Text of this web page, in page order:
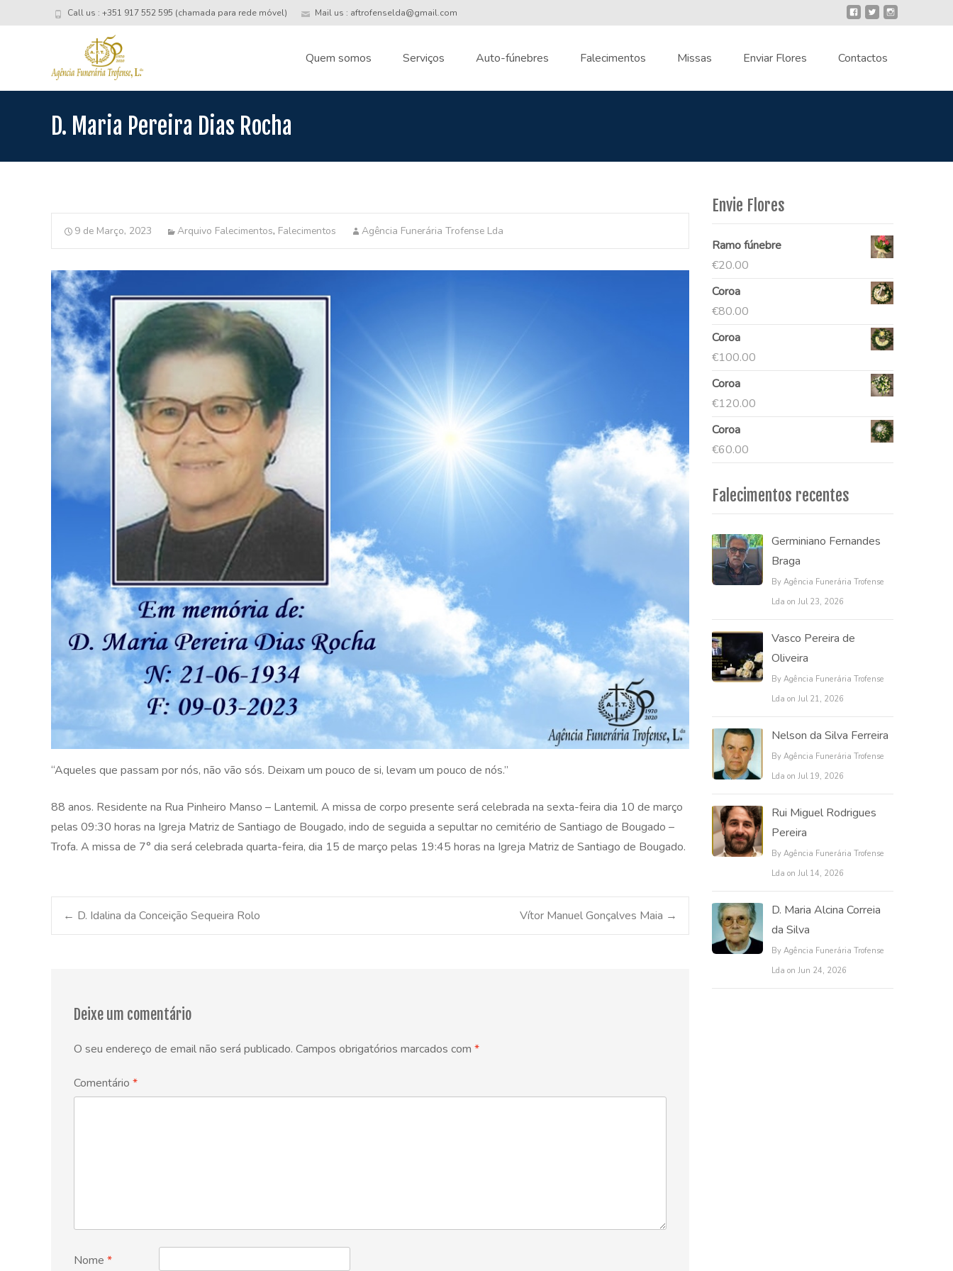
Call us : +351 917 552 595 (chamada para rede móvel) Mail us : aftrofenselda@gmail.com
Quem somos Serviços Auto-fúnebres Falecimentos Missas Enviar Flores Contactos
D. Maria Pereira Dias Rocha
9 de Março, 2023 Arquivo Falecimentos, Falecimentos Agência Funerária Trofense Lda
“Aqueles que passam por nós, não vão sós. Deixam um pouco de si, levam um pouco de nós.”
88 anos. Residente na Rua Pinheiro Manso – Lantemil. A missa de corpo presente será celebrada na sexta-feira dia 10 de março
pelas 09:30 horas na Igreja Matriz de Santiago de Bougado, indo de seguida a sepultar no cemitério de Santiago de Bougado –
Trofa. A missa de 7° dia será celebrada quarta-feira, dia 15 de março pelas 19:45 horas na Igreja Matriz de Santiago de Bougado.
Post
← D. Idalina da Conceição Sequeira Rolo Vítor Manuel Gonçalves Maia →
Deixe um comentário
O seu endereço de email não será publicado. Campos obrigatórios marcados com *
Comentário *
Nome *
Envie Flores
Ramo fúnebre
€20.00
Coroa
€80.00
Coroa
€100.00
Coroa
€120.00
Coroa
€60.00
Falecimentos recentes
Germiniano Fernandes
Braga
By Agência Funerária Trofense
Lda on Jul 23, 2026
Vasco Pereira de
Oliveira
By Agência Funerária Trofense
Lda on Jul 21, 2026
Nelson da Silva Ferreira
By Agência Funerária Trofense
Lda on Jul 19, 2026
Rui Miguel Rodrigues
Pereira
By Agência Funerária Trofense
Lda on Jul 14, 2026
D. Maria Alcina Correia
da Silva
By Agência Funerária Trofense
Lda on Jun 24, 2026